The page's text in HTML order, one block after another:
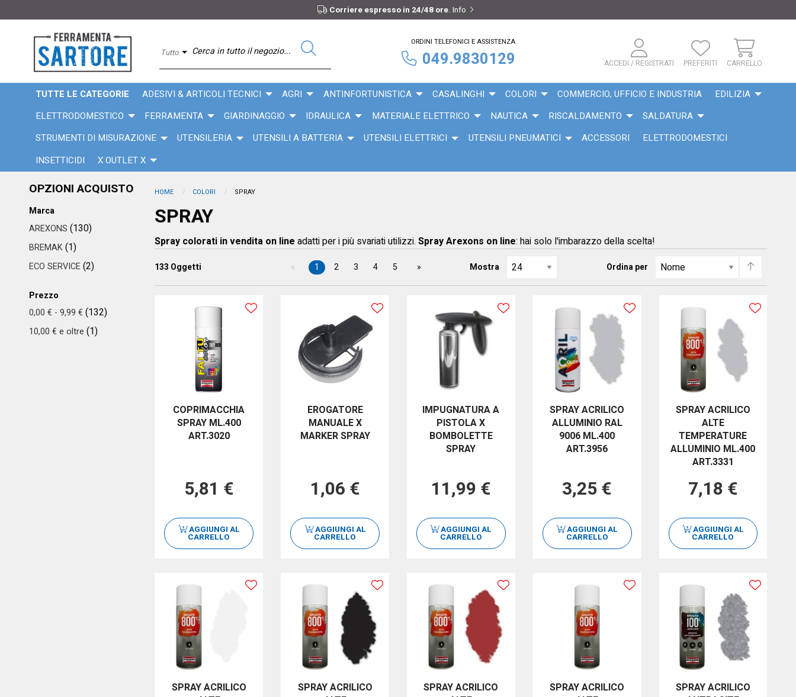
Corriere espresso in 24/48 ore.Info
Tutto
ORDINI TELEFONICI E ASSISTENZA
049.9830129 ACCEDI / REGISTRATI PREFERITI CARRELLO
TUTTE LE CATEGORIE ADESIVI & ARTICOLI TECNICI AGRI ANTINFORTUNISTICA CASALINGHI COLORI COMMERCIO, UFFICIO E INDUSTRIA
EDILIZIA
ELETTRODOMESTICO
FERRAMENTA GIARDINAGGIO IDRAULICA MATERIALE ELETTRICO NAUTICA RISCALDAMENTO
SALDATURA
STRUMENTI DI MISURAZIONE
UTENSILERIA UTENSILI A BATTERIA UTENSILI ELETTRICI UTENSILI PNEUMATICI ACCESSORI
ELETTRODOMESTICI
INSETTICIDI
X OUTLET X
OPZIONI ACQUISTO
Marca
AREXONS (130)
BREMAK(1)
ECO SERVICE(2)
Prezzo
0,00 € - 9,99 € (132)
10,00 € e oltre (1)
HOME COLORI SPRAY
SPRAY
Spray colorati in vendita on line adatti per i più svariati utilizzi.Spray Arexons on line: hai solo l'imbarazzo della scelta!
133 Oggetti 1 2 3 4 5 Mostra Ordina per
COPRIMACCHIA
SPRAY ML.400
ART.3020
5,81 €
AGGIUNGI AL
CARRELLO
EROGATORE
MANUALE X
MARKER SPRAY
1,06 €
AGGIUNGI AL
CARRELLO
IMPUGNATURA A
PISTOLA X
BOMBOLETTE
SPRAY
11,99 €
AGGIUNGI AL
CARRELLO
SPRAY ACRILICO
ALLUMINIO RAL
9006 ML.400
ART.3956
3,25 €
AGGIUNGI AL
CARRELLO
SPRAY ACRILICO
ALTE
TEMPERATURE
ALLUMINIO ML.400
ART.3331
7,18 €
AGGIUNGI AL
CARRELLO
SPRAY ACRILICO
SPRAY ACRILICO
SPRAY ACRILICO
SPRAY ACRILICO
SPRAY ACRILICO